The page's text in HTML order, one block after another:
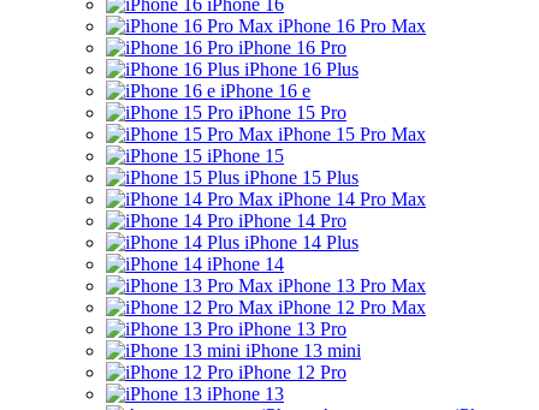
iPhone 16
iPhone 16 Pro Max
iPhone 16 Pro
iPhone 16 Plus
iPhone 16 e
iPhone 15 Pro
iPhone 15 Pro Max
iPhone 15
iPhone 15 Plus
iPhone 14 Pro Max
iPhone 14 Pro
iPhone 14 Plus
iPhone 14
iPhone 13 Pro Max
iPhone 12 Pro Max
iPhone 13 Pro
iPhone 13 mini
iPhone 12 Pro
iPhone 13